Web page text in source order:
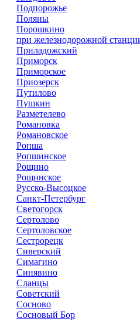
Подпорожье
Поляны
Порошкино
при железнодорожной
Приладожский
Приморск
Приморское
Приозерск
Путилово
Пушкин
Разметелево
Романовка
Романовское
Ропша
Ропшинское
Рощино
Рощинское
Русско-Высоцкое
Санкт-Петербург
Светогорск
Сертолово
Сертоловское
Сестрорецк
Сиверский
Симагино
Синявино
Сланцы
Советский
Сосново
Сосновый Бор